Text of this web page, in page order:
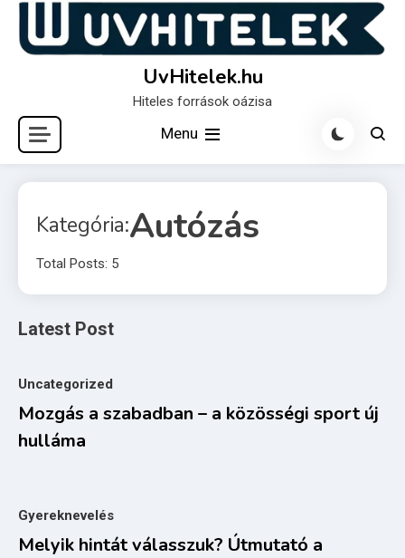
Skip
content
UvHitelek.hu
Hiteles források oázisa
Menu
Kategória:Autózás
Total Posts: 5
Latest Post
Uncategorized
Mozgás a szabadban – a közösségi sport új
hulláma
Gyereknevelés
Melyik hintát válasszuk? Útmutató a